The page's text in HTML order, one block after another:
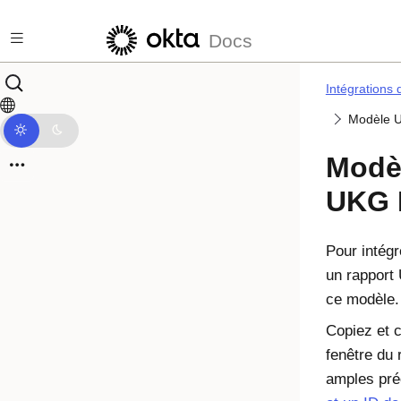
Docs
Intégrations
Modèle
UKG
Pour
un rapport
ce modèle.
Copiez et
fenêtre du
amples